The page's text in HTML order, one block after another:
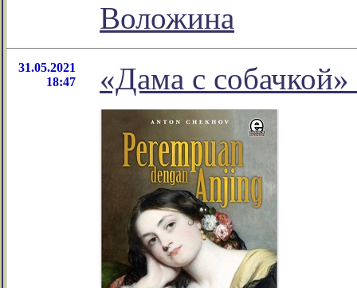
Воложина
31.05.2021
18:47
«Дама с